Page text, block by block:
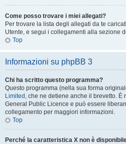
Come posso trovare i miei allegati?
Per trovare la lista degli allegati da te
Utente, e segui i collegamenti alla sezione
Top
Informazioni su phpBB 3
Chi ha scritto questo programma?
Questo programma (nella sua forma
Limited , che ne detiene anche il brevetto. È
General Public Licence e può essere
collegamento per maggiori informazioni.
Top
Perché la caratteristica X non è